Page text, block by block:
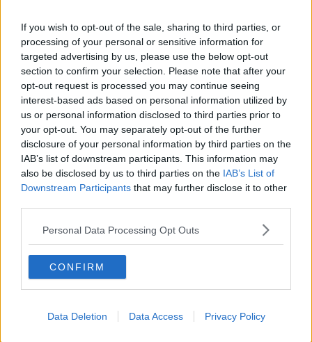
If you wish to opt-out of the sale, sharing to third parties, or
processing of your personal or sensitive information for
targeted advertising by us, please use the below opt-out
section to confirm your selection. Please note that after your
opt-out request is processed you may continue seeing
interest-based ads based on personal information utilized by
us or personal information disclosed to third parties prior to
your opt-out. You may separately opt-out of the further
disclosure of your personal information by third parties on the
IAB’s list of downstream participants. This information may
also be disclosed by us to third parties on the IAB’s List of
Downstream Participants that may further disclose it to other
Personal Data Processing Opt Outs
CONFIRM
Data Deletion Data Access Privacy Policy
Fly me to the moon
Hop!
O sonho de um prisioneiro
Memòrias
Sto qui
Scrivi
Bestiario
Pillole
Veglia
​“D” come delitto
Belle lettere
Todo el bien, todo el mal
Silenzio
​L’Australiana
Le stelle del jazz
Vita & morte
Auguri